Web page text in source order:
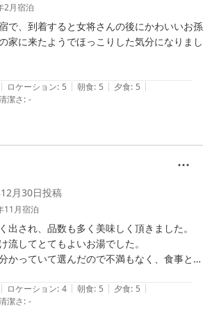
的サービスやおもてなしです。田舎のない私
ノンビリ過ごしたくなるようなお宿です。
2月宿泊
で、到着すると女将さんの後にかわいいお孫
家に来たようでほっこりした気分になりまし
宿っぽい田舎料理が出るのかなと想像してし
ことはなく、お洒落にアレンジされたお料理
た。メインの朴葉味噌ステーキだけじゃな
いものばかりでした。
敷いてくださっているので、運転疲れの身体
がたかったです。
いてほんのり香りのする、いかにも“効きそ
ヶ岳などが見えたのでしょうが、残念ながら
。
は我々一組だけでしたので、貸切風呂だけじ
態で、思う存分温泉三昧できました。
ができる素敵なお宿です。
| ロケーション: 5 | 朝食: 5 | 夕食: 5 |
潔さ: -
月30日投稿
11月宿泊
出され、品数も多く美味しく頂きました。
流してとてもよいお湯でした。
かっていて選んだので不満もなく、食事と温
でした。
| ロケーション: 4 | 朝食: 5 | 夕食: 5 |
潔さ: -